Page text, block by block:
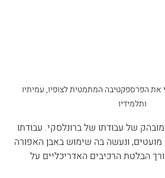
את הפרספקטיבה המתמטית לצופיו, עמיתיו
ותלמידיו
מובהק של עבודתו של ברונלסקי. עבודתו
מועטים, ונעשה בה שימוש באבן האפורה
הבלטת הרכיבים האדריכליים על